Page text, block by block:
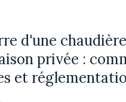
d'une
privée :
et